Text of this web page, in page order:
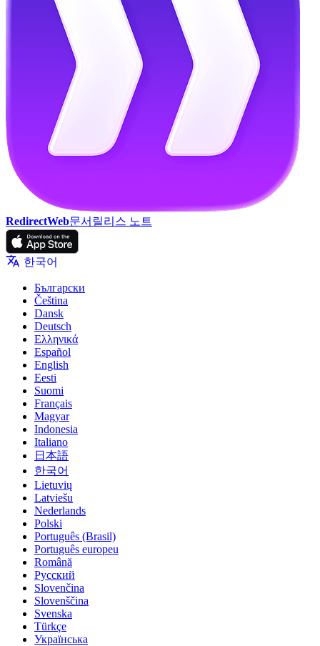
RedirectWeb문서 릴리스 노트
한국어
Български
Čeština
Dansk
Deutsch
Ελληνικά
Español
English
Eesti
Suomi
Français
Magyar
Indonesia
Italiano
日本語
한국어
Lietuvių
Latviešu
Nederlands
Polski
Português (Brasil)
Português europeu
Română
Русский
Slovenčina
Slovenščina
Svenska
Türkçe
Українська